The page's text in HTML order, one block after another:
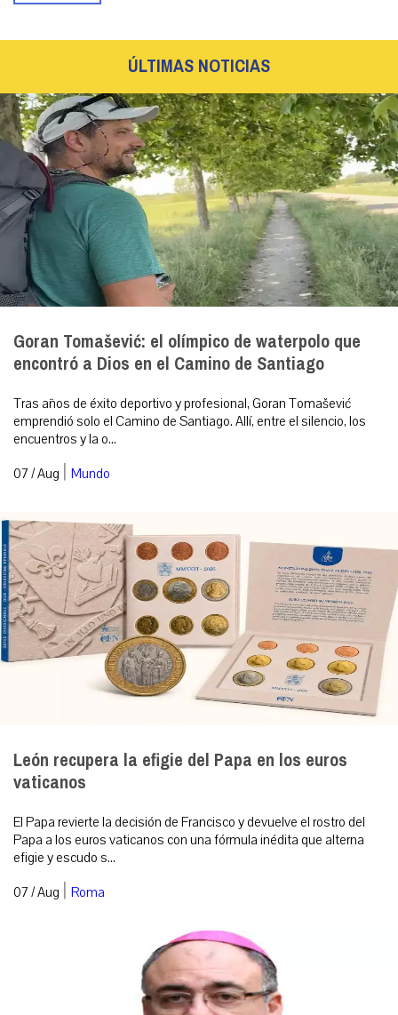
ÚLTIMAS NOTICIAS
Goran Tomašević: el olímpico de waterpolo que
encontró a Dios en el Camino de Santiago
Tras años de éxito deportivo y profesional, Goran Tomašević
emprendió solo el Camino de Santiago. Allí, entre el silencio, los
encuentros y la o...
07 / Aug | Mundo
León recupera la efigie del Papa en los euros
vaticanos
El Papa revierte la decisión de Francisco y devuelve el rostro del
Papa a los euros vaticanos con una fórmula inédita que alterna
efigie y escudo s...
07 / Aug | Roma